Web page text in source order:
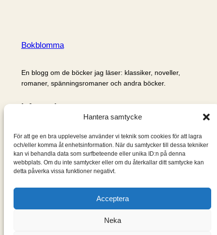
Hantera samtycke
För att ge en bra upplevelse använder vi teknik som cookies för att lagra
och/eller komma åt enhetsinformation. När du samtycker till dessa tekniker
kan vi behandla data som surfbeteende eller unika ID:n på denna
webbplats. Om du inte samtycker eller om du återkallar ditt samtycke kan
detta påverka vissa funktioner negativt.
Acceptera
Neka
Bokblomma
En blogg om de böcker jag läser: klassiker, noveller,
romaner, spänningsromaner och andra böcker.
Information
Om mig & om bloggen
S
ö
k